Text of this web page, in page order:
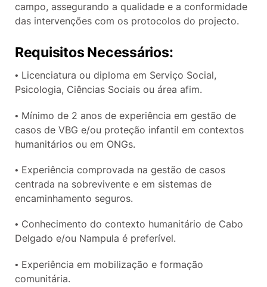
campo, assegurando a qualidade e a conformidade
das intervenções com os protocolos do projecto.
Requisitos Necessários:
• Licenciatura ou diploma em Serviço Social,
Psicologia, Ciências Sociais ou área afim.
• Mínimo de 2 anos de experiência em gestão de
casos de VBG e/ou proteção infantil em contextos
humanitários ou em ONGs.
• Experiência comprovada na gestão de casos
centrada na sobrevivente e em sistemas de
encaminhamento seguros.
• Conhecimento do contexto humanitário de Cabo
Delgado e/ou Nampula é preferível.
• Experiência em mobilização e formação
comunitária.